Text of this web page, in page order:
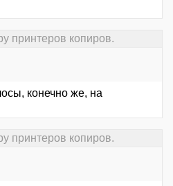
принтеров копиров.
конечно же, на
принтеров копиров.